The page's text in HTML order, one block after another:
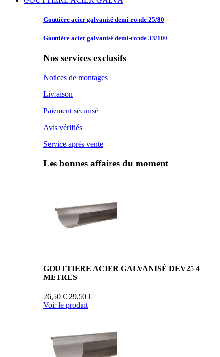
Gouttière acier galvanisé demi-ronde 25/80
Gouttière acier galvanisé demi-ronde 33/100
Nos services exclusifs
Notices de montages
Livraison
Paiement sécurisé
Avis vérifiés
Service après vente
Les bonnes affaires du moment
GOUTTIERE ACIER GALVANISÉ DEV25 4
METRES
26,50 € 29,50 €
Voir le produit